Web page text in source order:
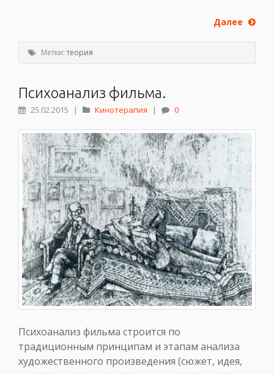
Далее
Метки:теория
Психоанализ фильма.
25.02.2015 | Кинотерапия | 0
Психоанализ фильма строится по
традиционным принципам и этапам анализа
художественного произведения (сюжет, идея,